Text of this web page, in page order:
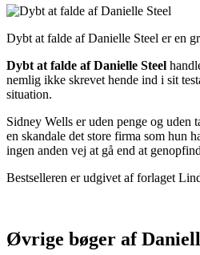
Dybt at falde af Danielle Steel er en
Dybt at falde af Danielle Steel
nemlig ikke skrevet hende ind i sit
situation.
Sidney Wells er uden penge og
en skandale det store firma som hun
ingen anden vej at gå end at
Bestselleren er udgivet af forlaget
Øvrige bøger af